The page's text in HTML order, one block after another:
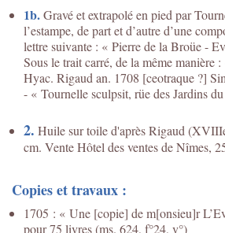
1b.Gravé et extrapolé en pied par
l’estampe, de part et d’autre d’une
lettre suivante : « Pierre de la Broüe -
Sous le trait carré, de la même manière
Hyac. Rigaud an. 1708 [ceotraque ?]
- « Tournelle sculpsit, rüe des Jardins
2. Huile sur toile d'après Rigaud
cm. Vente Hôtel des ventes de Nîmes,
Copies et travaux :
1705 : « Une [copie] de m[onsieu]r
pour 75 livres (ms. 624, f°24, v°)